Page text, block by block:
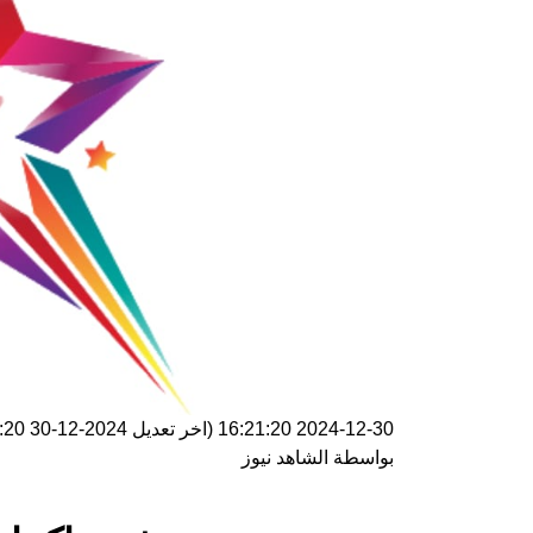
2024-12-30 16:21:20 (اخر تعديل 2024-12-30 16:21:20
بواسطة الشاهد نيوز